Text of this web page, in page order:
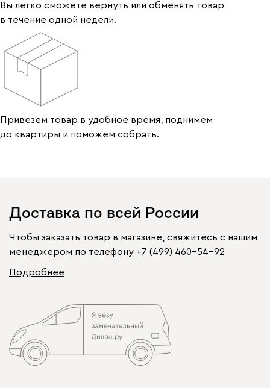
Вы легко сможете вернуть или обменять товар
в течение одной недели.
Привезем товар в удобное время, поднимем
до квартиры и поможем собрать.
Доставка по всей России
Чтобы заказать товар в магазине, свяжитесь с нашим
менеджером по телефону +7 (499) 460-54-92
Подробнее